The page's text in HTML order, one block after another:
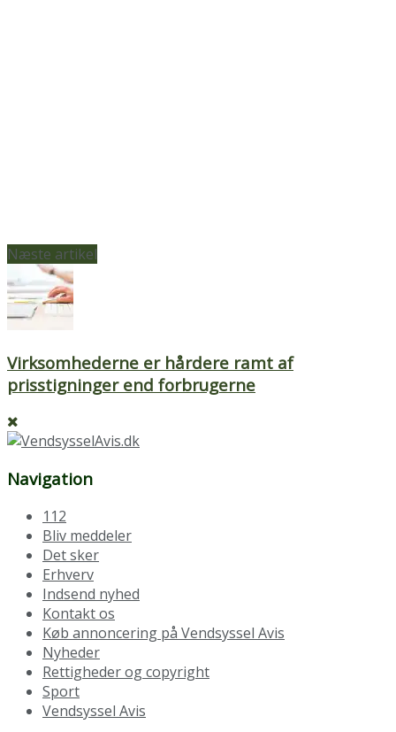
Næste artikel
Virksomhederne er hårdere ramt af
prisstigninger end forbrugerne
Navigation
112
Bliv meddeler
Det sker
Erhverv
Indsend nyhed
Kontakt os
Køb annoncering på Vendsyssel Avis
Nyheder
Rettigheder og copyright
Sport
Vendsyssel Avis